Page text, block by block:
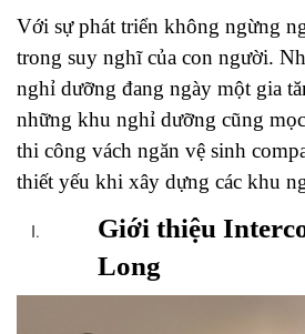
Với sự phát triển không ngừng
trong suy nghĩ của con người.
nghỉ dưỡng đang ngày một gia
những khu nghỉ dưỡng cũng
thi công vách ngăn vệ sinh
thiết yếu khi xây dựng các khu
Giới thiệu
Long